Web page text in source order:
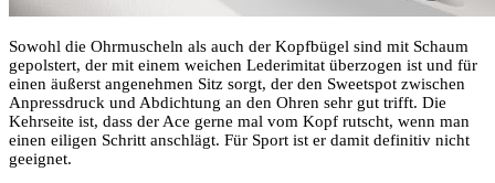
Sowohl die Ohrmuscheln als auch der Kopfbügel sind mit Schaum
gepolstert, der mit einem weichen Lederimitat überzogen ist und für
einen äußerst angenehmen Sitz sorgt, der den Sweetspot zwischen
Anpressdruck und Abdichtung an den Ohren sehr gut trifft. Die
Kehrseite ist, dass der Ace gerne mal vom Kopf rutscht, wenn man
einen eiligen Schritt anschlägt. Für Sport ist er damit definitiv nicht
geeignet.